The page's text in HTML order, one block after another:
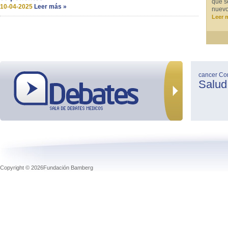
10-04-2025 Leer más »
que
Leer
cancer
Salud
Copyright © 2026Fundación Bamberg